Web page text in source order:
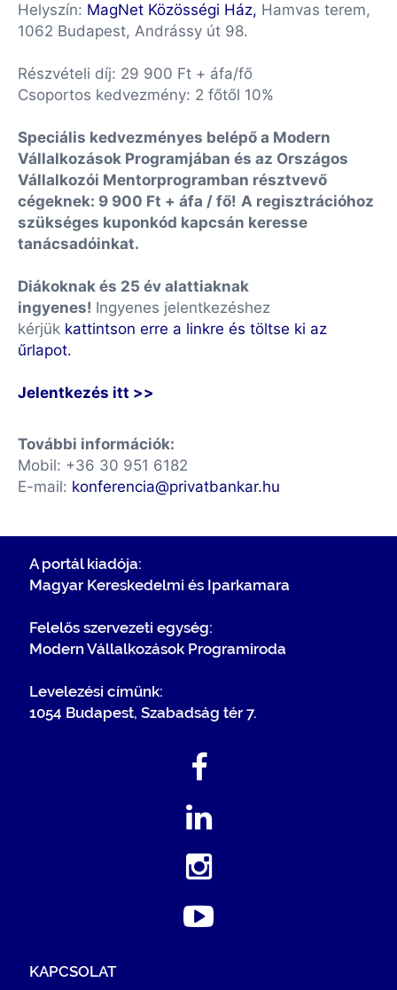
Helyszín: MagNet Közösségi Ház, Hamvas terem,
1062 Budapest, Andrássy út 98.
Részvételi díj: 29 900 Ft + áfa/fő
Csoportos kedvezmény: 2 főtől 10%
Speciális kedvezményes belépő a Modern
Vállalkozások Programjában és az Országos
Vállalkozói Mentorprogramban résztvevő
cégeknek: 9 900 Ft + áfa / fő! A regisztrációhoz
szükséges kuponkód kapcsán keresse
tanácsadóinkat.
Diákoknak és 25 év alattiaknak
ingyenes! Ingyenes jelentkezéshez
kérjük kattintson erre a linkre és töltse ki az
űrlapot.
Jelentkezés itt >>
További információk:
Mobil: +36 30 951 6182
E-mail: konferencia@privatbankar.hu
A portál kiadója:
Magyar Kereskedelmi és Iparkamara
Felelős szervezeti egység:
Modern Vállalkozások Programiroda
Levelezési címünk:
1054 Budapest, Szabadság tér 7.
KAPCSOLAT